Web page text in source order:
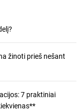
žinoti prieš nešant
7 praktiniai